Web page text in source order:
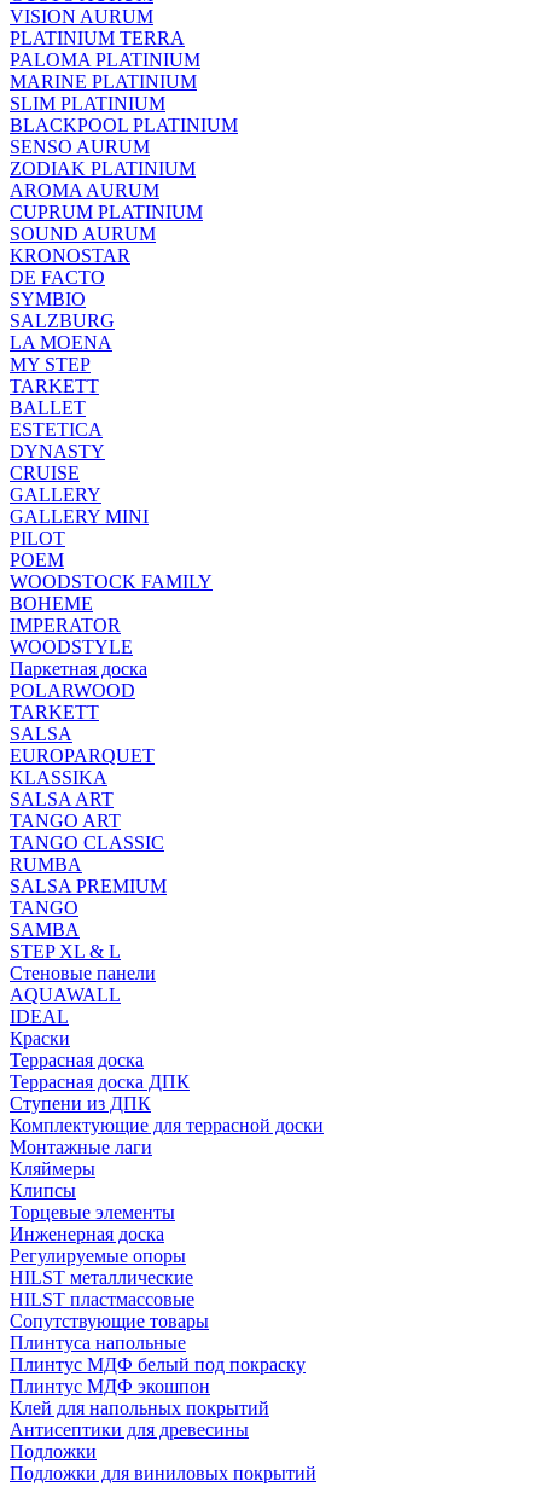
VISION AURUM
PLATINIUM TERRA
PALOMA PLATINIUM
MARINE PLATINIUM
SLIM PLATINIUM
BLACKPOOL PLATINIUM
SENSO AURUM
ZODIAK PLATINIUM
AROMA AURUM
CUPRUM PLATINIUM
SOUND AURUM
KRONOSTAR
DE FACTO
SYMBIO
SALZBURG
LA MOENA
MY STEP
TARKETT
BALLET
ESTETICA
DYNASTY
CRUISE
GALLERY
GALLERY MINI
PILOT
POEM
WOODSTOCK FAMILY
BOHEME
IMPERATOR
WOODSTYLE
Паркетная доска
POLARWOOD
TARKETT
SALSA
EUROPARQUET
KLASSIKA
SALSA ART
TANGO ART
TANGO CLASSIC
RUMBA
SALSA PREMIUM
TANGO
SAMBA
STEP XL & L
Стеновые панели
AQUAWALL
IDEAL
Краски
Террасная доска
Террасная доска ДПК
Ступени из ДПК
Комплектующие для террасной доски
Монтажные лаги
Кляймеры
Клипсы
Торцевые элементы
Инженерная доска
Регулируемые опоры
HILST металлические
HILST пластмассовые
Сопутствующие товары
Плинтуса напольные
Плинтус МДФ белый под покраску
Плинтус МДФ экошпон
Клей для напольных покрытий
Антисептики для древесины
Подложки
Подложки для виниловых покрытий